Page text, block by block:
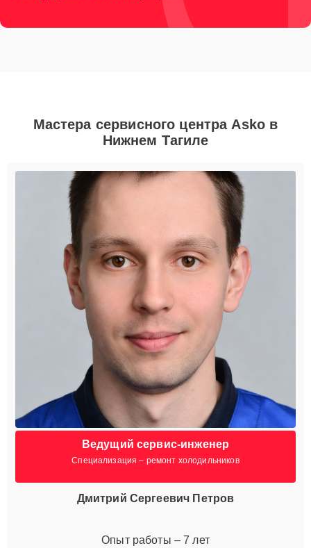
Мастера сервисного центра Asko в
Нижнем Тагиле
Ведущий сервис-инженер
Специализация – ремонт холодильников
Дмитрий Сергеевич Петров
Опыт работы – 7 лет